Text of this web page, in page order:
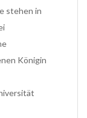
stehen in
Königin